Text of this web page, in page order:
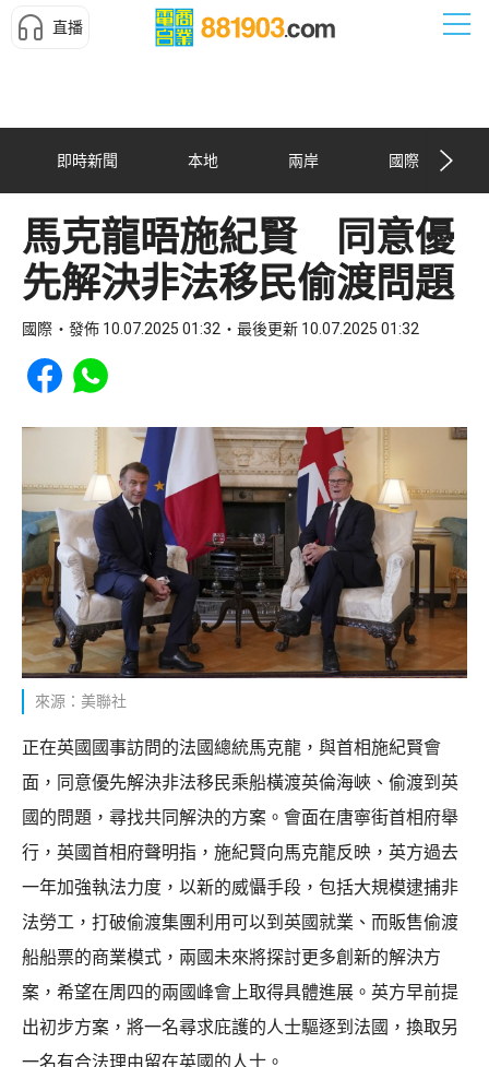
直播
即時新聞 本地 兩岸 國際
馬克龍晤施紀賢 同意優
先解決非法移民偷渡問題
國際 發佈 10.07.2025 01:32 最後更新 10.07.2025 01:32
Share to Facebook
Share to WhatsApp
來源：美聯社
正在英國國事訪問的法國總統馬克龍，與首相施紀賢會
面，同意優先解決非法移民乘船橫渡英倫海峽、偷渡到英
國的問題，尋找共同解決的方案。會面在唐寧街首相府舉
行，英國首相府聲明指，施紀賢向馬克龍反映，英方過去
一年加強執法力度，以新的威懾手段，包括大規模逮捕非
法勞工，打破偷渡集團利用可以到英國就業、而販售偷渡
船船票的商業模式，兩國未來將探討更多創新的解決方
案，希望在周四的兩國峰會上取得具體進展。英方早前提
出初步方案，將一名尋求庇護的人士驅逐到法國，換取另
一名有合法理由留在英國的人士。